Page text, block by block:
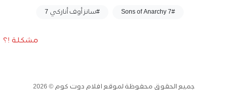
#Sons of Anarchy 7 #سانز أوف أناركي 7
مشكلة !؟
جميع الحقوق محفوظة لموقع افلام دوت كوم © 2026